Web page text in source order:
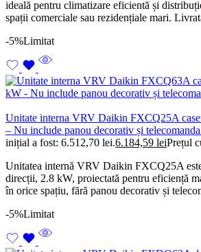
ideală pentru climatizare eficientă și
spații comerciale sau rezidențiale mari.
-5%Limitat
Unitate interna VRV Daikin FXCQ25A
– Nu include panou decorativ și telecomanda
inițial a fost: 6.512,70 lei.6.184,59 leiPrețul
Unitatea internă VRV Daikin FXCQ25A
direcții, 2.8 kW, proiectată pentru eficiență
în orice spațiu, fără panou decorativ și
-5%Limitat